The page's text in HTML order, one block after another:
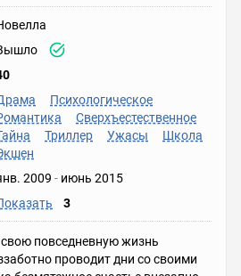
Психологическое
Сверхъестественное
Триллер Ужасы
Школа
2009 - июнь 2015
3
повседневную жизнь
проводит дни со своими